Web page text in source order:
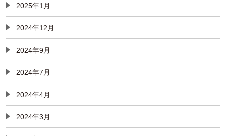
2025年1月
2024年12月
2024年9月
2024年7月
2024年4月
2024年3月